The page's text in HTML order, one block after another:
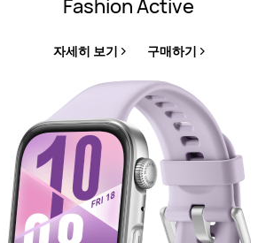
Fashion Active
자세히 보기 구매하기